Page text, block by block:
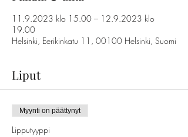
11.9.2023 klo 15.00 – 12.9.2023 klo
19.00
Helsinki, Eerikinkatu 11, 00100 Helsinki, Suomi
Liput
Myynti on päättynyt
Lipputyyppi